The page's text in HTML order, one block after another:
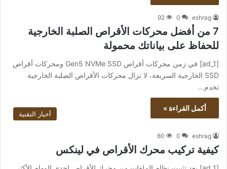
eshrag
0
92
7 من أفضل محركات الأقراص الصلبة الخارجية
للحفاظ على بياناتك محمولة
[ad_1] في زمن محركات أقراص Gen5 NVMe SSD ومحركات أقراص
SSD الخارجية السريعة، لا تزال محركات الأقراص الصلبة الخارجية
تخدم…
أكمل القراءة »
أخبار التقنية
eshrag
0
80
كيفية تركيب محرك الأقراص في لينكس